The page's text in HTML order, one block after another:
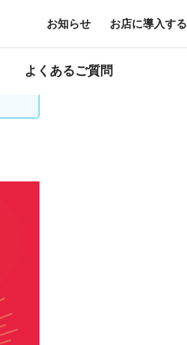
よくあるご質問
お知らせ お店に導入する